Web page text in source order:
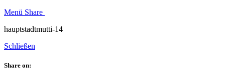
Menü Share
hauptstadtmutti-14
Schließen
Share on: